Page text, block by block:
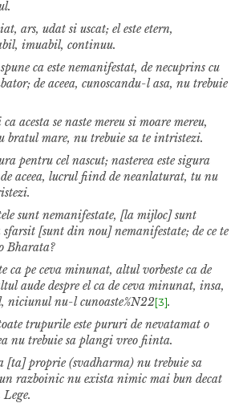
ars, udat si uscat; el este etern,
imuabil, continuu.
spune ca este nemanifestat, de necuprins cu
de aceea, cunoscandu-l asa, nu trebuie
acesta se naste mereu si moare mereu,
bratul mare, nu trebuie sa te intristezi.
pentru cel nascut; nasterea este sigura
aceea, lucrul fiind de neanlaturat, tu nu
sunt nemanifestate, [la mijloc] sunt
[sunt din nou] nemanifestate; de ce te
Bharata?
ca pe ceva minunat, altul vorbeste ca de
aude despre el ca de ceva minunat, insa,
niciunul nu-l cunoaste%N22[3].
trupurile este pururi de nevatamat o
nu trebuie sa plangi vreo fiinta.
[ta] proprie (svadharma) nu trebuie sa
razboinic nu exista nimic mai bun decat